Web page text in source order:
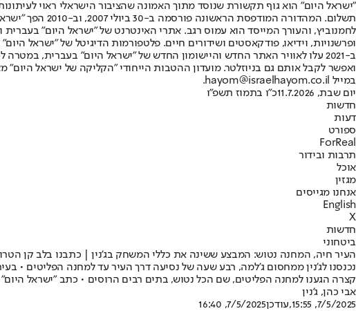
"ישראל היום" הוא גוף תקשורת שנוסד מתוך האמונה שהציבור הישראלי ראוי
תשלום.
ופרשנויות, וידיאו, פודקאסטים ושידורים חיים. פלטפורמות הדיגיטל של "ישראל
ב-2021 עלו לאוויר האתר החדש והיישומון החדש של "ישראל היום" בעברית,
ואפשר לקבל אותם גם בניוזלטר. מועדון ההטבות הייחודי "הקליקה של ישראל היום"
במייל hayom@israelhayom.co.il.
יום שבת, 11.7.2026
כ"ו בתמוז תשפ"ו
חדשות
דעות
ספורט
ForReal
תרבות ובידור
אוכל
מגזין
אנחנו מגייסים
English
X
חדשות
ביטחוני
העיר חיה, המחנה נטוש: המבצע ששינה את כללי המשחק בג'נין | כתבנו בלב קן
נכנסנו לג'נין ממחסום ג'למה, רבע שעה של נסיעה דרך העיר עד למחנה הפליטים •
קצרה הגענו למחנה הפליטים, שם הכל נטוש, בתים רבים הרוסים • כתב "ישראל היום" עם התמונות
אבי כהן, ג'נין
7/5/2025, 15:55
,עודכן7/5/2025, 16:40